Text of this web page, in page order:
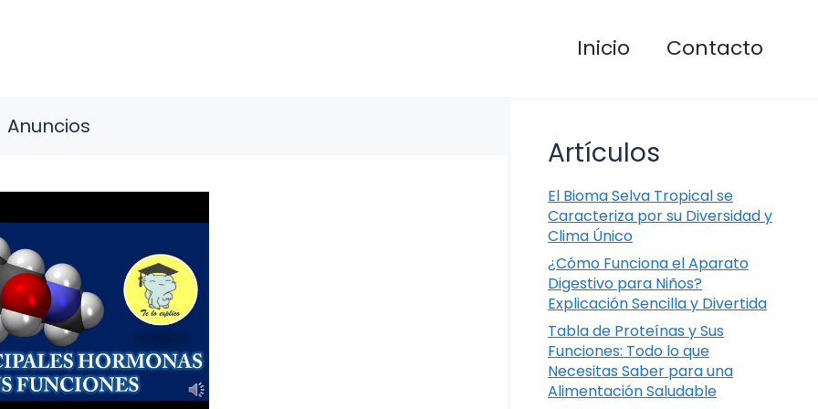
Inicio Contacto
Anuncios
Artículos
El Bioma Selva Tropical se
Caracteriza por su Diversidad y
Clima Único
¿Cómo Funciona el Aparato
Digestivo para Niños?
Explicación Sencilla y Divertida
Tabla de Proteínas y Sus
Funciones: Todo lo que
Necesitas Saber para una
Alimentación Saludable